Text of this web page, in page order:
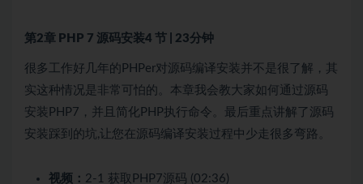
第2章 PHP 7 源码安装4 节 | 23分钟
很多工作好几年的PHPer对源码编译安装并不是很了解，其
实这种情况是非常可怕的。本章我会教大家如何通过源码
安装PHP7，并且简化PHP执行命令。最后重点讲解了源码
安装踩到的坑,让您在源码编译安装过程中少走很多弯路。
视频： 2-1 获取PHP7源码 (02:36)